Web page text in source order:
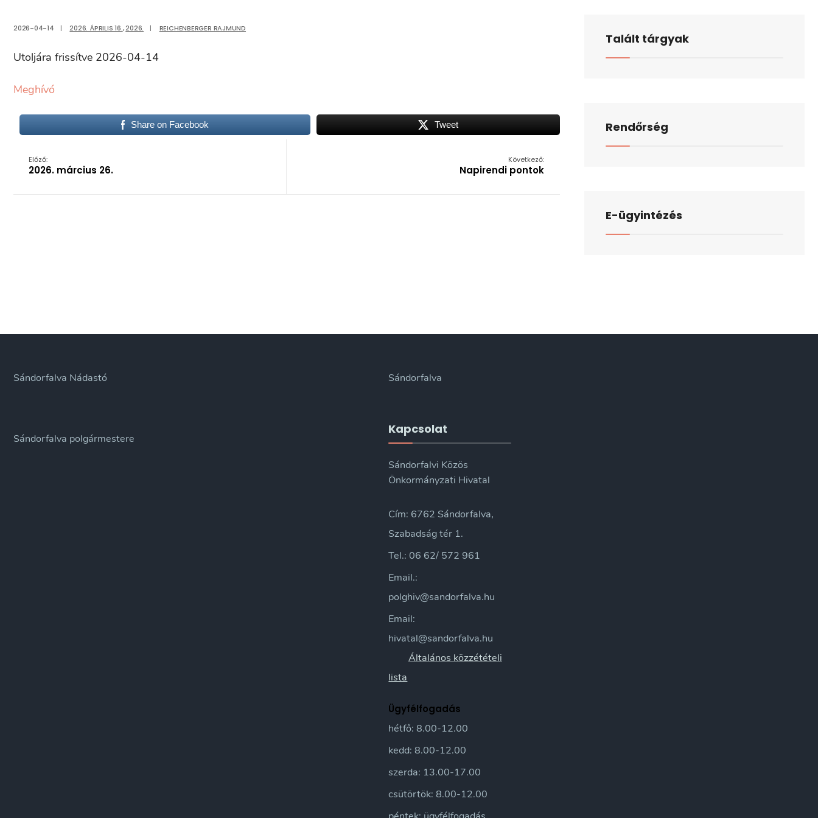
2026-04-14 | 2026. ÁPRILIS 16.,2026. | REICHENBERGER RAJMUND
Utoljára frissítve 2026-04-14
Meghívó
Share on Facebook Tweet
Előző:
2026. március 26.
Következő:
Napirendi pontok
Talált tárgyak
Rendőrség
E-ügyintézés
Sándorfalva Nádastó
Sándorfalva polgármestere
Sándorfalva
Kapcsolat
Sándorfalvi Közös
Önkormányzati Hivatal
Cím: 6762 Sándorfalva,
Szabadság tér 1.
Tel.: 06 62/ 572 961
Email.:
polghiv@sandorfalva.hu
Email:
hivatal@sandorfalva.hu
Általános közzétételi
lista
Ügyfélfogadás
hétfő: 8.00-12.00
kedd: 8.00-12.00
szerda: 13.00-17.00
csütörtök: 8.00-12.00